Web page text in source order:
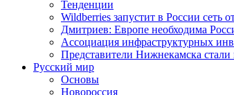
Тенденции
Wildberries запустит в России сеть
Дмитриев: Европе необходима
Ассоциация инфраструктурных
Представители Нижнекамска
Русский мир
Основы
Новороссия